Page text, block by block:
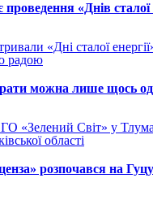
«Днів сталої
«Дні сталої
радою
можна лише щось
«Зелений Світ» у
області
розпочався на